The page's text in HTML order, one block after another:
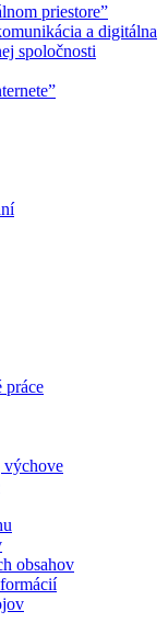
priestore”
a digitálna
spoločnosti
práce
výchove
obsahov